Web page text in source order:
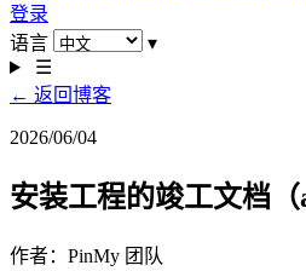
登录
语言
▾
☰
← 返回博客
2026/06/04
安装工程的竣工文档（
作者：PinMy 团队